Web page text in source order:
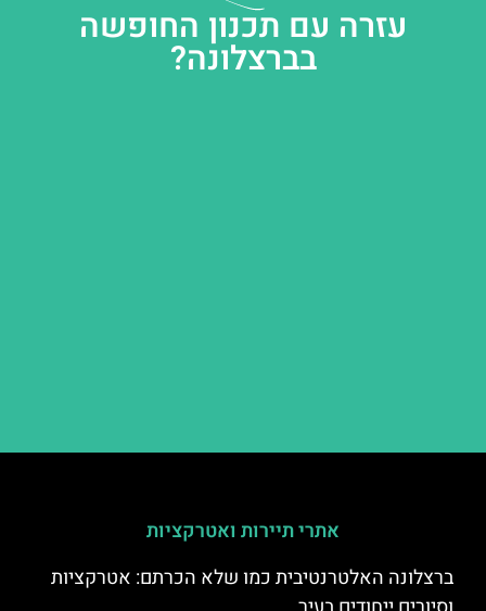
עזרה עם תכנון החופשה
בברצלונה?
אתרי תיירות ואטרקציות
ברצלונה האלטרנטיבית כמו שלא הכרתם: אטרקציות